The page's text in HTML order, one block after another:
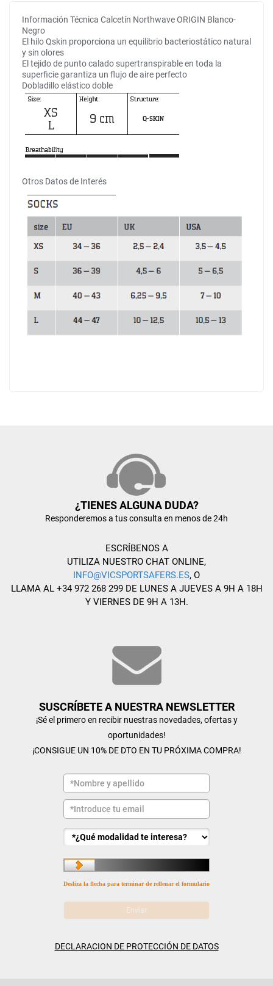
Información Técnica Calcetín Northwave ORIGIN Blanco-
Negro
El hilo Qskin proporciona un equilibrio bacteriostático natural
y sin olores
El tejido de punto calado supertranspirable en toda la
superficie garantiza un flujo de aire perfecto
Dobladillo elástico doble
Otros Datos de Interés
¿TIENES ALGUNA DUDA?
Responderemos a tus consulta en menos de 24h
ESCRÍBENOS A
UTILIZA NUESTRO CHAT ONLINE,
INFO@VICSPORTSAFERS.ES, O
LLAMA AL +34 972 268 299 DE LUNES A JUEVES A 9H A 18H
Y VIERNES DE 9H A 13H.
SUSCRÍBETE A NUESTRA NEWSLETTER
¡Sé el primero en recibir nuestras novedades, ofertas y
oportunidades!
¡CONSIGUE UN 10% DE DTO EN TU PRÓXIMA COMPRA!
Desliza la flecha para terminar de rellenar el formulario
DECLARACION DE PROTECCIÓN DE DATOS